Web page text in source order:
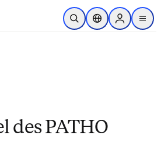
Passer au contenu principal
Ouvrir la recherche
Sélecteur de
Sign in to
menu
des PATHO